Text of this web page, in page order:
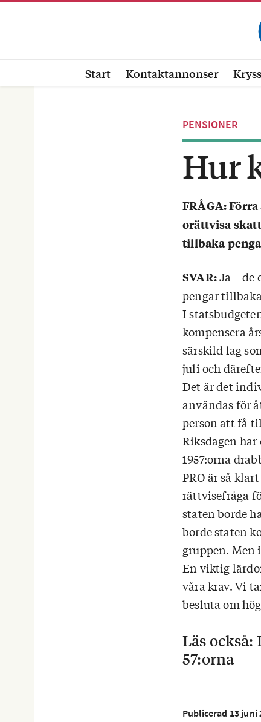
Start Kontaktannonser
PENSIONER
Hur
FRÅGA:
orättvisa
tillbaka
SVAR:Ja – de
pengar
I
kompensera
särskild lag
juli och
Det är det
användas för
person att få
Riksdagen har
1957:orna
PRO är så
rättvisefråga
staten borde
borde staten
gruppen. Men
En viktig
våra krav. Vi
besluta om
Läs
57:orna
Publicerad 13 juni